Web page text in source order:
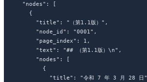
  "nodes"
: [
    {
      "title"
: "（第1.1版）" ,
      "node_id"
: "0001" ,
      "page_index"
: 1 ,
      "text"
: "## （第1.1版） \n" ,
      "nodes"
: [
        {
          "title"
: "令和 7 年 3 月 28 日"